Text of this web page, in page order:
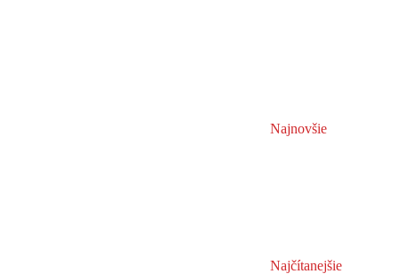
Najnovšie
Najčítanejšie